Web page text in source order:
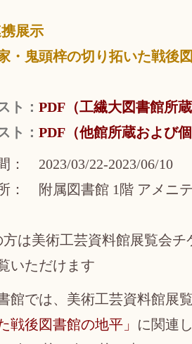
展示
・鬼頭梓の切り拓いた戦後
ト： PDF（工繊大図書館所
ト： PDF（他館所蔵および
： 2023/03/22-2023/06/10
： 附属図書館 1階 アメニ
は美術工芸資料館展覧会チ
いただけます
館では、美術工芸資料館展
戦後図書館の地平」 に関連